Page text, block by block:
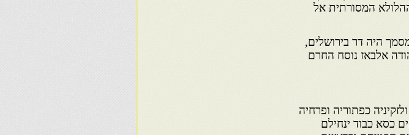
זו יוצאת ההלולא המסורתית אל
היה דר בירושלים,
אלבאז נוסח החרם
כפתוריה ופרחיה
כסא כבוד ינחילם